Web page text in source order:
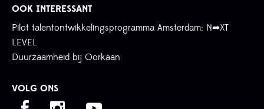
OOK INTERESSANT
Pilot talentontwikkelingsprogramma Amsterdam: N➦XT
LEVEL
Duurzaamheid bij Oorkaan
VOLG ONS